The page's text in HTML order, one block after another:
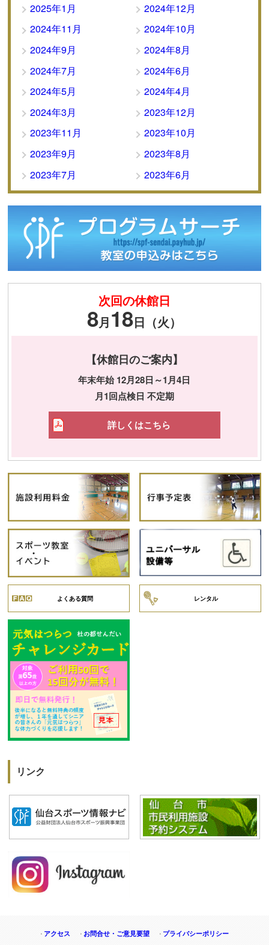
2025年1月
2024年12月
2024年11月
2024年10月
2024年9月
2024年8月
2024年7月
2024年6月
2024年5月
2024年4月
2024年3月
2023年12月
2023年11月
2023年10月
2023年9月
2023年8月
2023年7月
2023年6月
次回の休館日
8月18日（火）
【休館日のご案内】
年末年始 12月28日～1月4日
月1回点検日 不定期
詳しくはこちら
よくある質問 レンタル
リンク
アクセス お問合せ・ご意見要望 プライバシーポリシー